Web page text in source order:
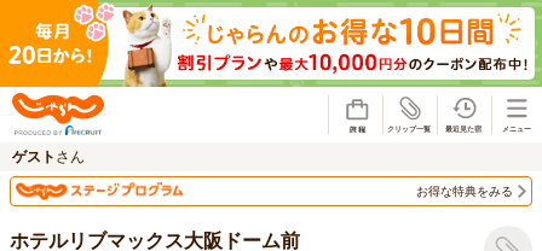
ゲスト さん
お得な特典をみる
ホテルリブマックス大阪ドーム前